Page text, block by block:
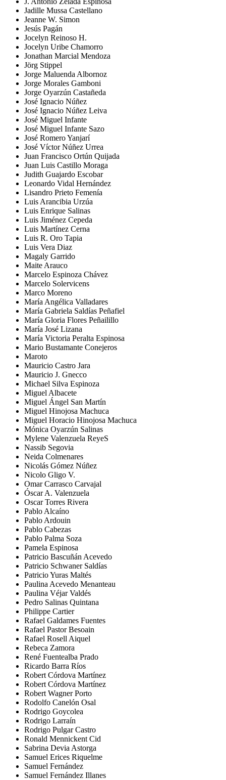
Jadille Mussa Castellano
Jeanne W. Simon
Jesús Pagán
Jocelyn Reinoso H.
Jocelyn Uribe Chamorro
Jonathan Marcial Mendoza
Jörg Stippel
Jorge Maluenda Albornoz
Jorge Morales Gamboni
Jorge Oyarzún Castañeda
José Ignacio Núñez
José Ignacio Núñez Leiva
José Miguel Infante
José Miguel Infante Sazo
José Romero Yanjarí
José Víctor Núñez Urrea
Juan Francisco Ortún Quijada
Juan Luis Castillo Moraga
Judith Guajardo Escobar
Leonardo Vidal Hernández
Lisandro Prieto Femenía
Luis Arancibia Urzúa
Luis Enrique Salinas
Luis Jiménez Cepeda
Luis Martínez Cerna
Luis R. Oro Tapia
Luis Vera Diaz
Magaly Garrido
Maite Arauco
Marcelo Espinoza Chávez
Marcelo Solervicens
Marco Moreno
María Angélica Valladares
María Gabriela Saldías Peñafiel
María Gloria Flores Peñailillo
María José Lizana
María Victoria Peralta Espinosa
Mario Bustamante Conejeros
Maroto
Mauricio Castro Jara
Mauricio J. Gnecco
Michael Silva Espinoza
Miguel Albacete
Miguel Ángel San Martín
Miguel Hinojosa Machuca
Miguel Horacio Hinojosa Machuca
Mónica Oyarzún Salinas
Mylene Valenzuela ReyeS
Nassib Segovia
Neida Colmenares
Nicolás Gómez Núñez
Nicolo Gligo V.
Omar Carrasco Carvajal
Óscar A. Valenzuela
Oscar Torres Rivera
Pablo Alcaíno
Pablo Ardouin
Pablo Cabezas
Pablo Palma Soza
Pamela Espinosa
Patricio Bascuñán Acevedo
Patricio Schwaner Saldías
Patricio Yuras Maltés
Paulina Acevedo Menanteau
Paulina Véjar Valdés
Pedro Salinas Quintana
Philippe Cartier
Rafael Galdames Fuentes
Rafael Pastor Besoain
Rafael Rosell Aiquel
Rebeca Zamora
René Fuentealba Prado
Ricardo Barra Ríos
Robert Córdova Martínez
Robert Córdova Martínez
Robert Wagner Porto
Rodolfo Canelón Osal
Rodrigo Goycolea
Rodrigo Larraín
Rodrigo Pulgar Castro
Ronald Mennickent Cid
Sabrina Devia Astorga
Samuel Erices Riquelme
Samuel Fernández
Samuel Fernández Illanes